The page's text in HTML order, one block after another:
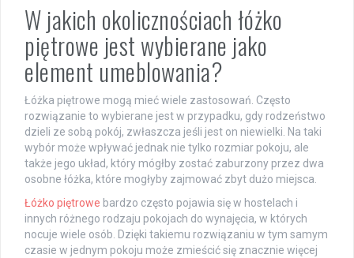
W jakich okolicznościach łóżko
piętrowe jest wybierane jako
element umeblowania?
Łóżka piętrowe mogą mieć wiele zastosowań. Często
rozwiązanie to wybierane jest w przypadku, gdy rodzeństwo
dzieli ze sobą pokój, zwłaszcza jeśli jest on niewielki. Na taki
wybór może wpływać jednak nie tylko rozmiar pokoju, ale
także jego układ, który mógłby zostać zaburzony przez dwa
osobne łóżka, które mogłyby zajmować zbyt dużo miejsca.
Łóżko piętrowe bardzo często pojawia się w hostelach i
innych różnego rodzaju pokojach do wynajęcia, w których
nocuje wiele osób. Dzięki takiemu rozwiązaniu w tym samym
czasie w jednym pokoju może zmieścić się znacznie więcej